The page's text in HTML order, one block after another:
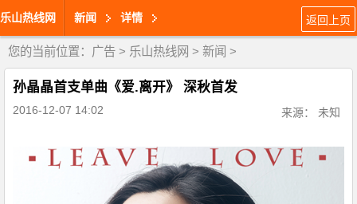
乐山热线网 新闻 详情 返回上页
您的当前位置： 广告 > 乐山热线网 > 新闻 >
孙晶晶首支单曲《爱.离开》 深秋首发
2016-12-07 14:02 来源： 未知